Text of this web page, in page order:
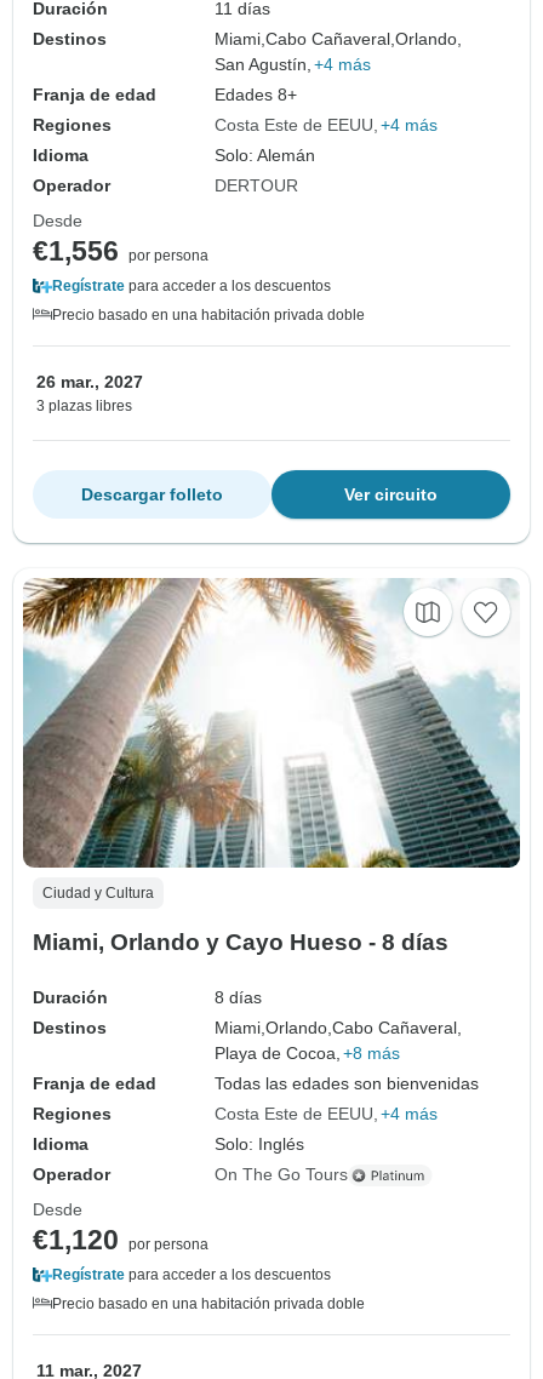
Duración
11 días
Destinos
Miami,Cabo Cañaveral,Orlando,
San Agustín, +4 más
Franja de edad
Edades 8+
Regiones
Costa Este de EEUU +4 más
Idioma
Solo: Alemán
Operador
DERTOUR
Desde
€1,556
por persona
Regístrate para acceder a los descuentos
Precio basado en una habitación privada doble
26 mar., 2027
3 plazas libres
Ver circuito
Descargar folleto
Ciudad y Cultura
Miami, Orlando y Cayo Hueso - 8 días
Duración
8 días
Destinos
Miami,Orlando,Cabo Cañaveral,
Playa de Cocoa, +8 más
Franja de edad
Todas las edades son bienvenidas
Regiones
Costa Este de EEUU +4 más
Idioma
Solo: Inglés
Operador
On The Go Tours
Desde
€1,120
por persona
Regístrate para acceder a los descuentos
Precio basado en una habitación privada doble
11 mar., 2027